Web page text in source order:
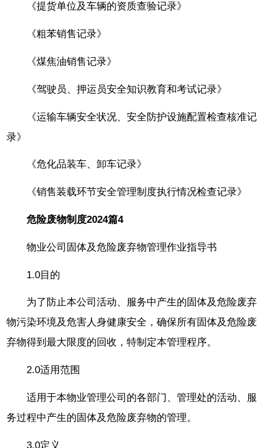
《提货单位及车辆的资质查验记录》
《粗苯销售记录》
《煤焦油销售记录》
《驾驶员、押运员安全知识教育和考试记录》
《运输车辆安全状况、安全防护设施配置检查核准记
录》
《危化品装车、卸车记录》
《销售装载环节安全管理制度执行情况检查记录》
危险废物制度2024篇4
物业公司固体及危险废弃物管理作业指导书
1.0目的
为了防止本公司活动、服务中产生的固体及危险废弃
物污染环境及危害人身健康安全，确保所有固体及危险废
弃物得到最大限度的回收，特制定本管理程序。
2.0适用范围
适用于本物业管理公司的各部门、管理处的活动、服
务过程中产生的固体及危险废弃物的管理。
3.0定义